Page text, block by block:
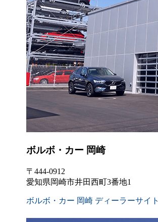
ボルボ・カー 岡崎
〒444-0912
愛知県岡崎市井田西町3番地1
ボルボ・カー 岡崎 ディーラーサイト